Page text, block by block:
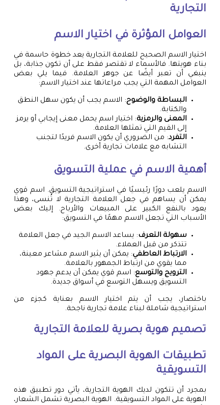
التجارية
العوامل المؤثرة في اختيار الاسم
اختيار الاسم الصحيح للعلامة التجارية يعد خطوة حاسمة في
بناء هويتها. فالأسماء لا تقتصر فقط على أن تكون جذابة، بل
ينبغي أن تعبر أيضًا عن جوهر العلامة. فيما يلي بعض
العوامل المهمة التي يجب مراعاتها عند اختيار الاسم:
البساطة والوضوح: الاسم يجب أن يكون سهل النطق
والكتابة.
المعنى والرمزية: اختيار اسم يحمل معنى إيجابي أو يرمز
إلى القيم التي تمثلها العلامة.
التفرد: من الضروري أن يكون الاسم فريدًا لتجنب
التشابه مع علامات تجارية أخرى.
أهمية الاسم في عملية التسويق
الاسم يلعب دورًا رئيسيًا في استراتيجية التسويق. اسم قوي
يمكن أن يساهم في جعل العلامة التجارية لا تُنسى، وهذا
يعود بالنفع الكبير على المبيعات والأرباح. إليك بعض
الأسباب التي تجعل الاسم مهمًا في التسويق:
سهولة التعرف: يساعد الاسم الجيد في جعل العلامة
تتذكر من قبل العملاء.
الارتباط العاطفي: يمكن أن يثير الاسم مشاعر معينة،
مما يقوي من ارتباط الجمهور بالعلامة.
الترويج والتوسع: اسم قوي يمكن أن يدعم جهود
التسويق ويسهل التوسع في أسواق جديدة.
باختصار، يجب أن يتم اختيار الاسم بعناية كجزء من
استراتيجية شاملة لبناء علامة تجارية ناجحة.
تصميم هوية بصرية للعلامة التجارية
تطبيقات الهوية البصرية على المواد
التسويقية
بمجرد أن تتكون لديك الهوية التجارية، يأتي دور تطبيق هذه
الهوية على المواد التسويقية. الهوية البصرية تشمل الشعار،